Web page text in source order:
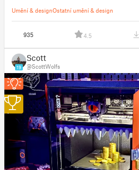
Umění & designOstatní umění & design
935 4.5
19
Scott
@ScottWolfs
1